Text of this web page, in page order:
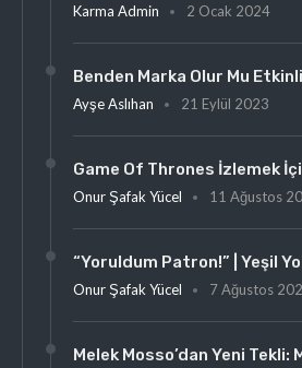
Karma Admin 2 Ocak 2024
Benden Marka Olur Mu
Ayşe Aslıhan 21 Eylül 2023
Game Of Thrones İzlemek
Onur Şafak Yücel 11 Ağustos
“Yoruldum Patron!” | Yeşil
Onur Şafak Yücel 7 Ağustos
Melek Mosso’dan Yeni Tekli: